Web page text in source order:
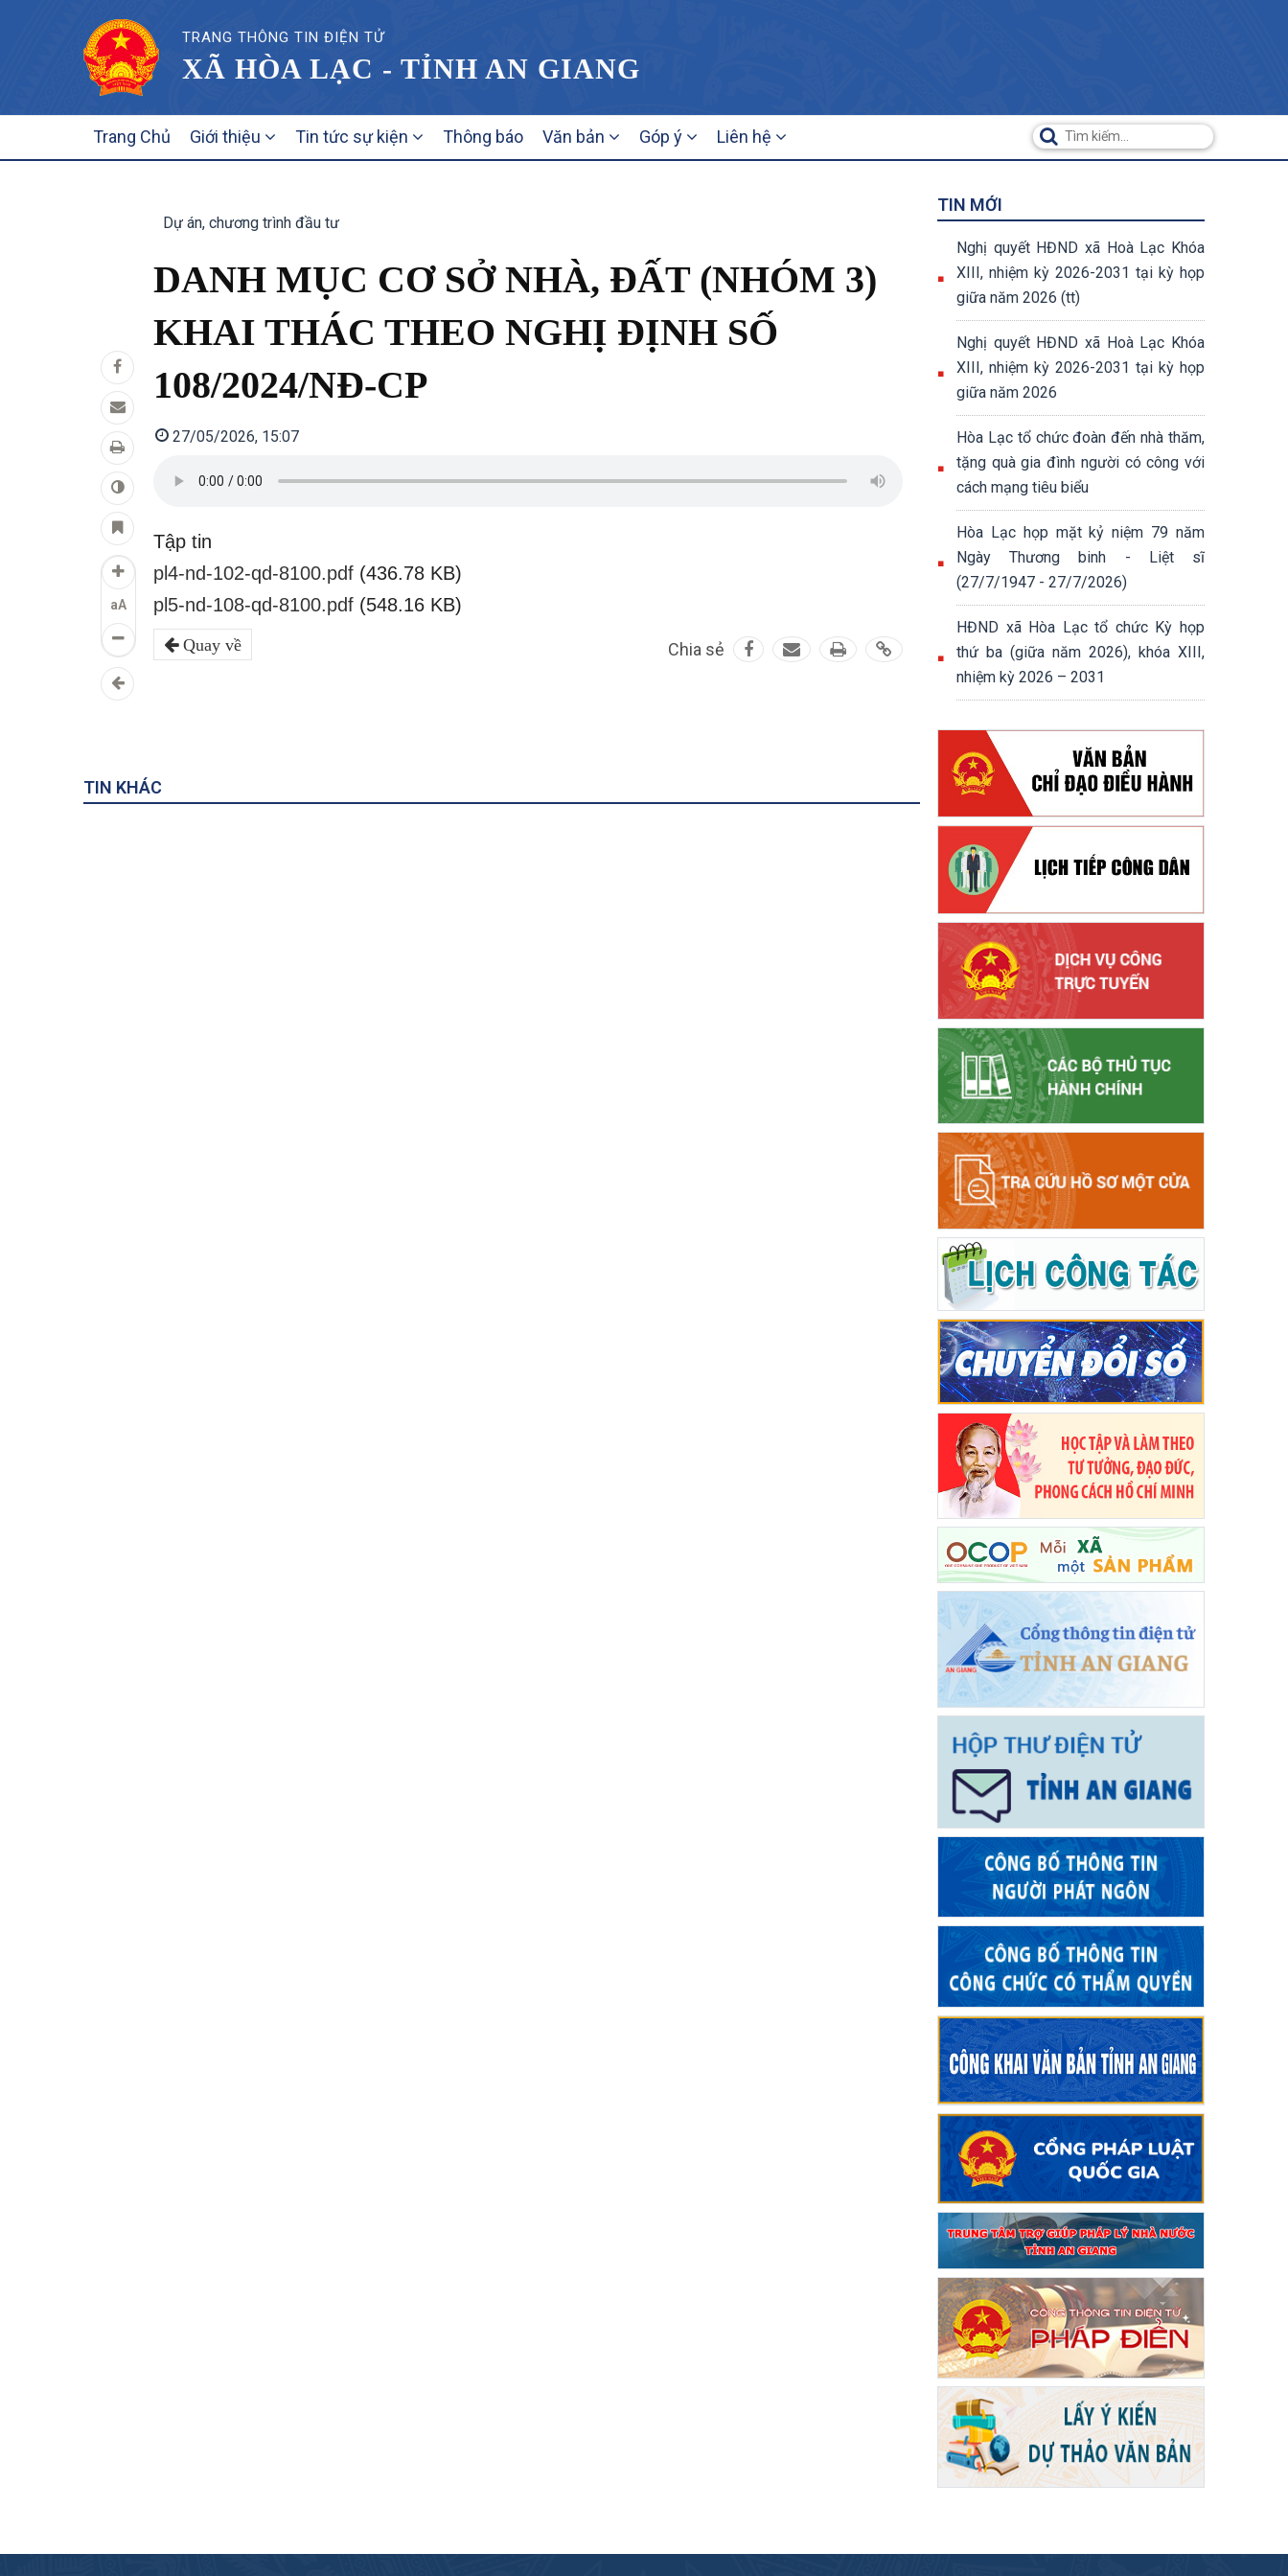
TRANG THÔNG TIN ĐIỆN TỬ
XÃ HÒA LẠC - TỈNH AN GIANG
NAVIGATION
Trang Chủ Giới thiệu Tin tức sự kiện Thông báo Văn bản Góp ý Liên hệ
aA
Dự án, chương trình đầu tư
DANH MỤC CƠ SỞ NHÀ, ĐẤT (NHÓM 3)
KHAI THÁC THEO NGHỊ ĐỊNH SỐ
108/2024/NĐ-CP
27/05/2026, 15:07
Tập tin
pl4-nd-102-qd-8100.pdf (436.78 KB)
pl5-nd-108-qd-8100.pdf (548.16 KB)
Quay về Chia sẻ
TIN KHÁC
TIN MỚI
Nghị quyết HĐND xã Hoà Lạc Khóa
XIII, nhiệm kỳ 2026-2031 tại kỳ họp
giữa năm 2026 (tt)
Nghị quyết HĐND xã Hoà Lạc Khóa
XIII, nhiệm kỳ 2026-2031 tại kỳ họp
giữa năm 2026
Hòa Lạc tổ chức đoàn đến nhà thăm,
tặng quà gia đình người có công với
cách mạng tiêu biểu
Hòa Lạc họp mặt kỷ niệm 79 năm
Ngày Thương binh - Liệt sĩ
(27/7/1947 - 27/7/2026)
HĐND xã Hòa Lạc tổ chức Kỳ họp
thứ ba (giữa năm 2026), khóa XIII,
nhiệm kỳ 2026 – 2031